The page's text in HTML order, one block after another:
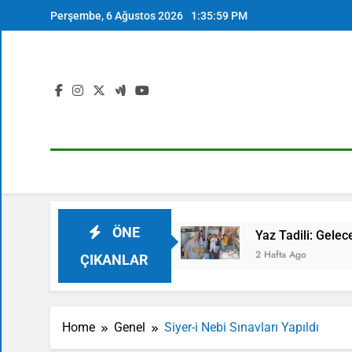
to
Perşembe, 6 Ağustos 2026 1:36:00 PM
ÖNE
ÇIKANLAR
Yaz Tadili: Geleceğin
2 Hafta Ago
Home Genel Siyer-i Nebi Sınavları Yapıldı